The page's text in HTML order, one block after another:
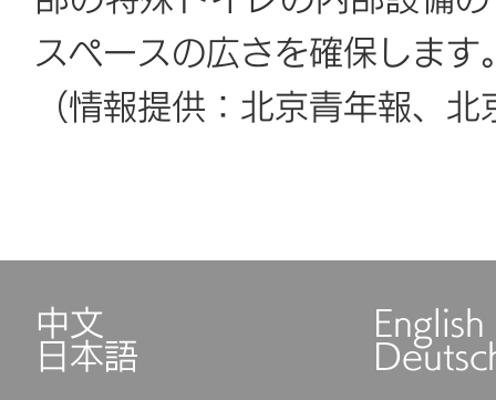
スペースの広さを確保します
（情報提供：北京青年報、
中文 English
日本語